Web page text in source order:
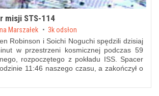
misji STS-114
Marszałek 3k odsłon
Robinson i Soichi Noguchi spędzili dzisiaj
w przestrzeni kosmicznej podczas 59
rozpoczętego z pokładu ISS. Spacer
11:46 naszego czasu, a zakończył o